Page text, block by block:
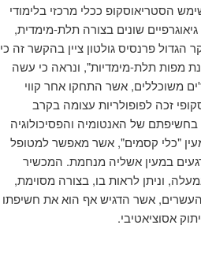
הסטריאוסקופ ככלי מרכזי בלימודי
גיאוגרפיים שונים בצורה תלת-מימדית,
פרנסיס גולטון ציין בהקשר זה כי
מפות תלת-מימדיות", ונראה כי עשה
משוכללים, אשר התחקו אחר קווי
זכה לפופולריות עצומה בקרב
בחשיפתם של האנטומיה והפסיכולוגיה
"כלי קסמים", אשר מאפשר למטופל
במעין אשליה מנחמת. המכשיר
וניתן לראות בו, בצורה מסוימת,
אשר הדגיש אף הוא את חשיפתו
אסוציאטיבי.